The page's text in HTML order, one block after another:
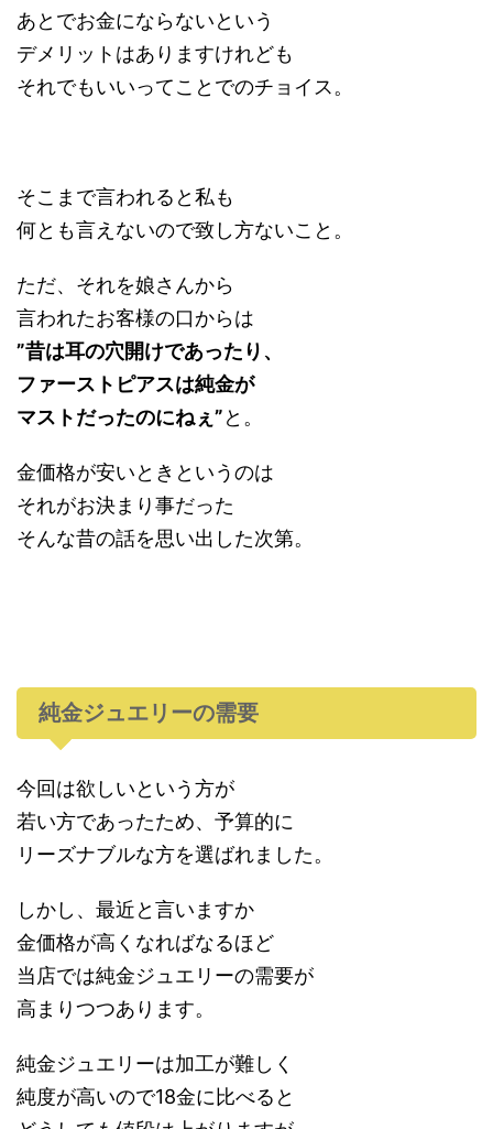
あとでお金にならないという
デメリットはありますけれども
それでもいいってことでのチョイス。
そこまで言われると私も
何とも言えないので致し方ないこと。
ただ、それを娘さんから
言われたお客様の口からは
”昔は耳の穴開けであったり、
ファーストピアスは純金が
マストだったのにねぇ”と。
金価格が安いときというのは
それがお決まり事だった
そんな昔の話を思い出した次第。
純金ジュエリーの需要
今回は欲しいという方が
若い方であったため、予算的に
リーズナブルな方を選ばれました。
しかし、最近と言いますか
金価格が高くなればなるほど
当店では純金ジュエリーの需要が
高まりつつあります。
純金ジュエリーは加工が難しく
純度が高いので18金に比べると